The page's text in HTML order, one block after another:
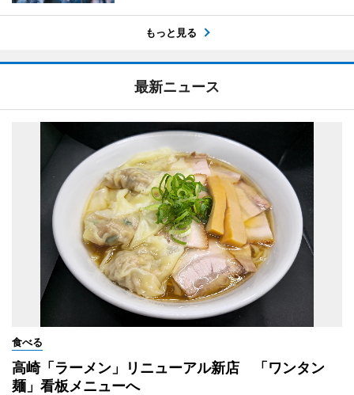
もっと見る
最新ニュース
食べる
高崎「ラーメン」リニューアル新店 「ワンタン
麺」看板メニューへ